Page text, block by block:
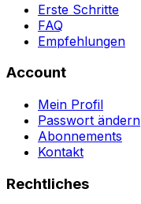
Erste Schritte
FAQ
Empfehlungen
Account
Mein Profil
Passwort ändern
Abonnements
Kontakt
Rechtliches